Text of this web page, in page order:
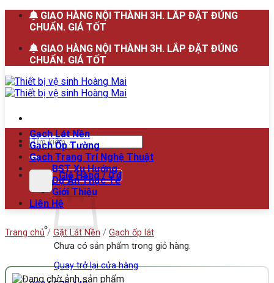
dung
GIAO HÀNG NỘI THÀNH 3H. LẮP ĐẶT ĐÚNG
CHUẨN. GIÁ TỐT
GIAO HÀNG NỘI THÀNH 3H. LẮP ĐẶT ĐÚNG
CHUẨN. GIÁ TỐT
Tìm
kiếm:
Giỏ Hàng /0₫
Chưa có sản phẩm trong giỏ hàng.
Quay trở lại cửa hàng
Gạch Lát Nền
Gạch Ốp Tường
Gạch Trang Trí Nghệ Thuật
BST Xu Hướng
Dự Án Thực Tế
Giới Thiệu
Liên Hệ
Trang chủ / Gặt Lát Nền / Gạch ốp lát